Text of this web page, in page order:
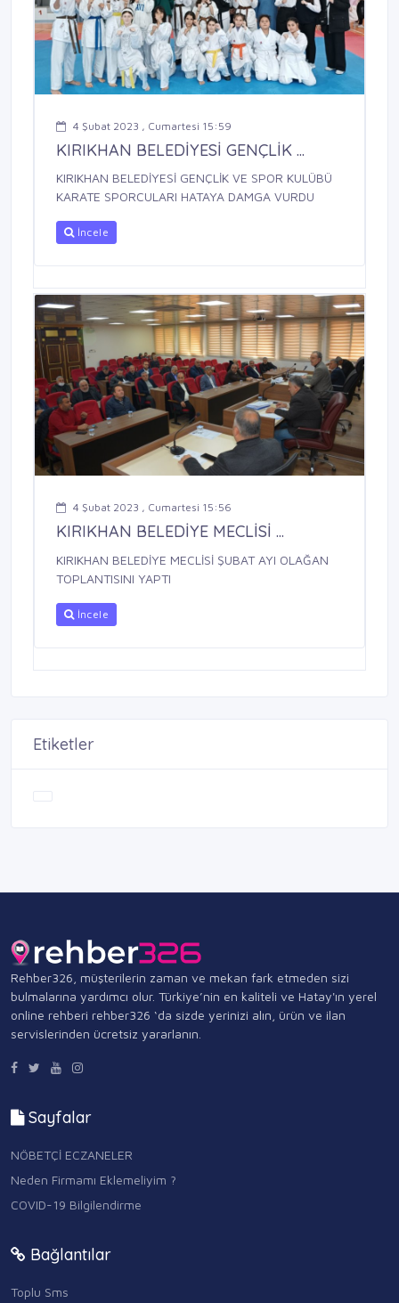
4 Şubat 2023 , Cumartesi 15:59
KIRIKHAN BELEDİYESİ GENÇLİK ...
KIRIKHAN BELEDİYESİ GENÇLİK VE SPOR KULÜBÜ
KARATE SPORCULARI HATAYA DAMGA VURDU
İncele
4 Şubat 2023 , Cumartesi 15:56
KIRIKHAN BELEDİYE MECLİSİ ...
KIRIKHAN BELEDİYE MECLİSİ ŞUBAT AYI OLAĞAN
TOPLANTISINI YAPTI
İncele
Etiketler
Rehber326, müşterilerin zaman ve mekan fark etmeden sizi
bulmalarına yardımcı olur. Türkiye’nin en kaliteli ve Hatay'ın yerel
online rehberi rehber326 ‘da sizde yerinizi alın, ürün ve ilan
servislerinden ücretsiz yararlanın.
Sayfalar
NÖBETÇİ ECZANELER
Neden Firmamı Eklemeliyim ?
COVID-19 Bilgilendirme
Bağlantılar
Toplu Sms